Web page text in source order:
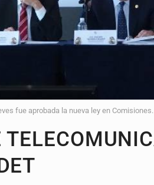
fue aprobada la nueva ley en